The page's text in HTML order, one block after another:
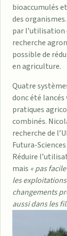
bioaccumulés
des
par l’utilisation
recherche
possible de
en agriculture.
Quatre
donc été lancés
pratiques
combinés.
recherche de
Futura-
Réduire
mais « pas
les
changements
aussi dans les